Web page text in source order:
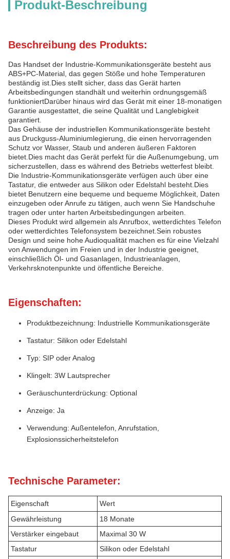
Produkt-Beschreibung
Beschreibung des Produkts:
Das Handset der Industrie-Kommunikationsgeräte besteht aus
ABS+PC-Material, das gegen Stöße und hohe Temperaturen
beständig ist.Dies stellt sicher, dass das Gerät harten
Arbeitsbedingungen standhält und weiterhin ordnungsgemäß
funktioniertDarüber hinaus wird das Gerät mit einer 18-monatigen
Garantie ausgestattet, die seine Qualität und Langlebigkeit
garantiert.
Das Gehäuse der industriellen Kommunikationsgeräte besteht
aus Druckguss-Aluminiumlegierung, die einen hervorragenden
Schutz vor Wasser, Staub und anderen äußeren Faktoren
bietet.Dies macht das Gerät perfekt für die Außenumgebung, um
sicherzustellen, dass es während des Betriebs wetterfest bleibt.
Die Industrie-Kommunikationsgeräte verfügen auch über eine
Tastatur, die entweder aus Silikon oder Edelstahl besteht.Dies
bietet Benutzern eine bequeme und bequeme Möglichkeit, Daten
einzugeben oder Anrufe zu tätigen, auch wenn Sie Handschuhe
tragen oder unter harten Arbeitsbedingungen arbeiten.
Dieses Produkt wird allgemein als Anrufbox, wetterdichtes Telefon
oder wetterdichtes Telefonsystem bezeichnet.Sein robustes
Design und seine hohe Audioqualität machen es für eine Vielzahl
von Anwendungen im Freien und in der Industrie geeignet,
einschließlich Öl- und Gasanlagen, Industrieanlagen,
Verkehrsknotenpunkte und öffentliche Bereiche.
Eigenschaften:
Produktbezeichnung: Industrielle Kommunikationsgeräte
Tastatur: Silikon oder Edelstahl
Typ: SIP oder Analog
Klingelt: 3W Lautsprecher
Geräuschunterdrückung: Optional
Anzeige: Ja
Verwendung: Außentelefon, Anrufstation,
Explosionssicherheitstelefon
Technische Parameter:
Eigenschaft
Wert
Gewährleistung
18 Monate
Verstärker eingebaut
Maximal 30 W
Tastatur
Silikon oder Edelstahl